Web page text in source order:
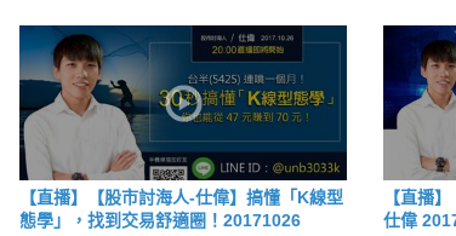
【直播】【股市討海人-仕偉】搞懂「K線型
態學」，找到交易舒適圈！20171026
【直播
仕偉